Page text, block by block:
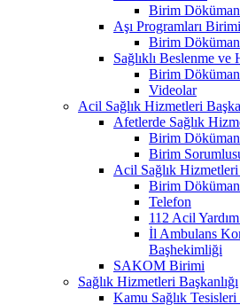
Birim
Aşı Programları Birimi
Birim
Sağlıklı Beslenme
Birim
Videolar
Acil Sağlık Hizmetleri
Afetlerde Sağlık
Birim
Birim
Acil Sağlık
Birim
Telefon
112 Acil
İl Ambulans
Başhekimliği
SAKOM Birimi
Sağlık Hizmetleri Başkanlığı
Kamu Sağlık